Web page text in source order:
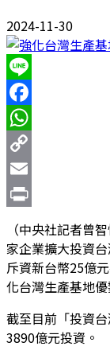
2024-11-30
Line
Facebook
WhatsApp
Copy
Link
Email
Print
（中央社記者曾
家企業擴大投資
斥資新台幣25億
化台灣生產基地優
截至目前「投資
3890億元投資。